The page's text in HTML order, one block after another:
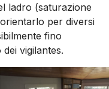
ladro (saturazione
per diversi
fino
vigilantes.